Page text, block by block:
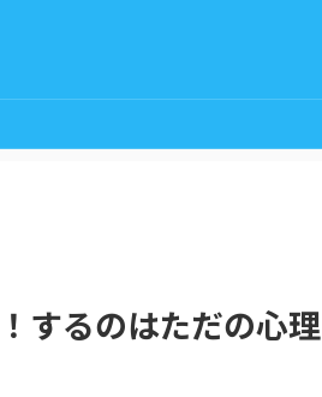
するのはただの心理